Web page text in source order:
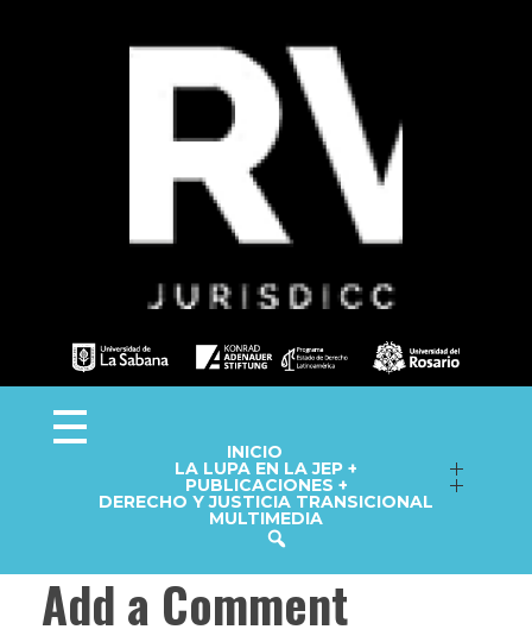
INICIO
LA LUPA EN LA JEP +
Seguimiento a macrocasos
Fichas técnicas
Cápsulas informativas
PUBLICACIONES +
Informes del Observatorio
Repositorio
DERECHO Y JUSTICIA TRANSICIONAL
MULTIMEDIA
Add a Comment